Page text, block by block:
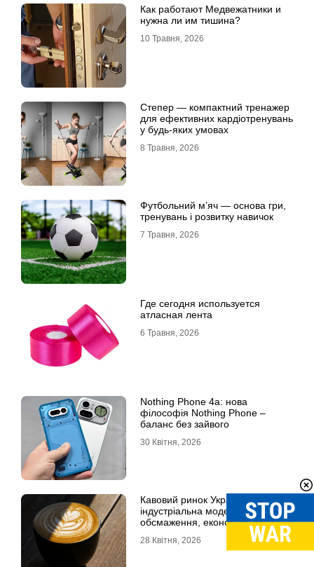
Как работают Медвежатники и
нужна ли им тишина?
10 Травня, 2026
Степер — компактний тренажер
для ефективних кардіотренувань
у будь-яких умовах
8 Травня, 2026
Футбольний м’яч — основа гри,
тренувань і розвитку навичок
7 Травня, 2026
Где сегодня используется
атласная лента
6 Травня, 2026
Nothing Phone 4a: нова
філософія Nothing Phone –
баланс без зайвого
30 Квітня, 2026
Кавовий ринок України: повна
індустріальна модель, технології
обсмаження, економіка та
28 Квітня, 2026